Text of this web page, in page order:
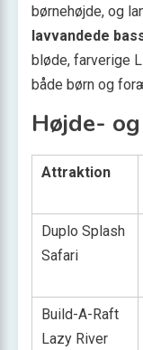
børnehøjde, og
lavvandede
bløde, farverige
både børn og
Højde-
Attraktion
Duplo Splash
Safari
Build-A-Raft
Lazy River